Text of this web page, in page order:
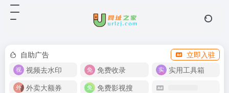
自助广告
立即入驻
视频去水印
免费收录
实用工具箱
外卖大额券
免费影视搜